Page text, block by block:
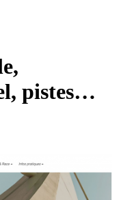
pistes…